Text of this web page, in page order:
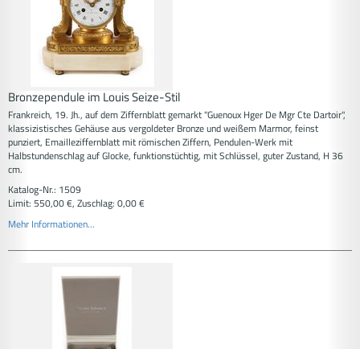
Bronzependule im Louis Seize-Stil
Frankreich, 19. Jh., auf dem Ziffernblatt gemarkt "Guenoux Hger De Mgr Cte Dartoir",
klassizistisches Gehäuse aus vergoldeter Bronze und weißem Marmor, feinst
punziert, Emailleziffernblatt mit römischen Ziffern, Pendulen-Werk mit
Halbstundenschlag auf Glocke, funktionstüchtig, mit Schlüssel, guter Zustand, H 36
cm.
Katalog-Nr.: 1509
Limit: 550,00 €, Zuschlag: 0,00 €
Mehr Informationen...